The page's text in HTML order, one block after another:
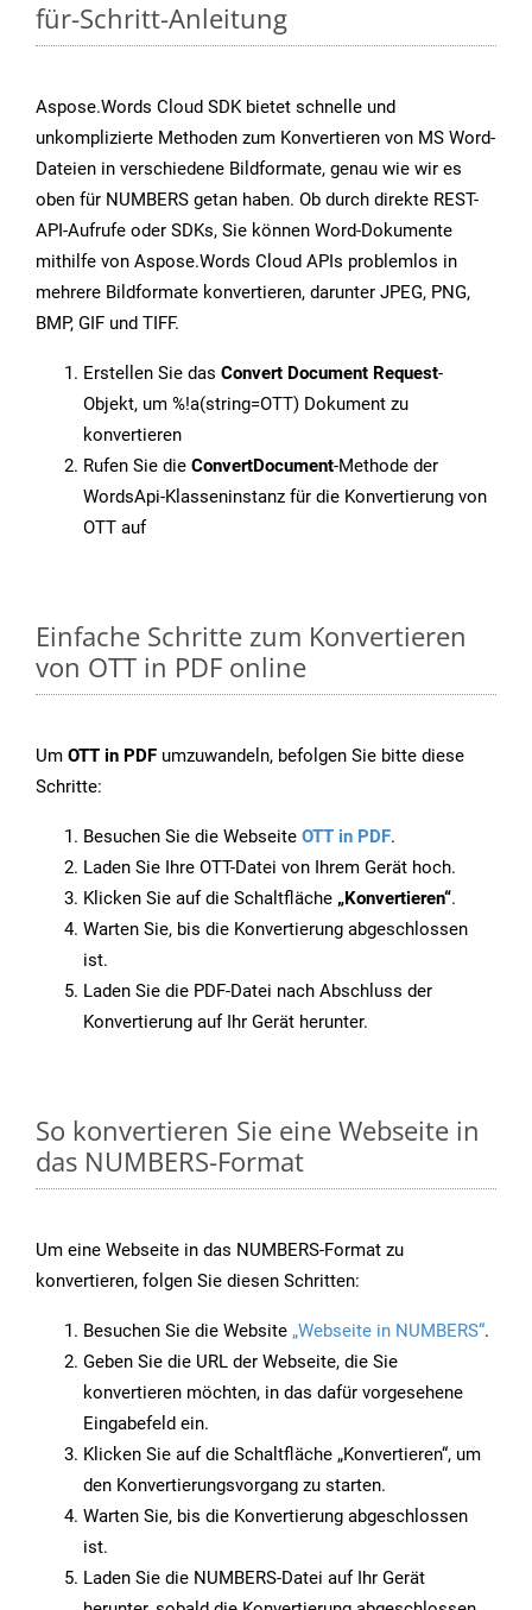
für-Schritt-Anleitung
Aspose.Words Cloud SDK bietet schnelle und
unkomplizierte Methoden zum Konvertieren von MS Word-
Dateien in verschiedene Bildformate, genau wie wir es
oben für NUMBERS getan haben. Ob durch direkte REST-
API-Aufrufe oder SDKs, Sie können Word-Dokumente
mithilfe von Aspose.Words Cloud APIs problemlos in
mehrere Bildformate konvertieren, darunter JPEG, PNG,
BMP, GIF und TIFF.
Erstellen Sie das Convert Document Request-
Objekt, um %!a(string=OTT) Dokument zu
konvertieren
Rufen Sie die ConvertDocument-Methode der
WordsApi-Klasseninstanz für die Konvertierung von
OTT auf
Einfache Schritte zum Konvertieren
von OTT in PDF online
Um OTT in PDF umzuwandeln, befolgen Sie bitte diese
Schritte:
Besuchen Sie die Webseite OTT in PDF.
Laden Sie Ihre OTT-Datei von Ihrem Gerät hoch.
Klicken Sie auf die Schaltfläche „Konvertieren“.
Warten Sie, bis die Konvertierung abgeschlossen
ist.
Laden Sie die PDF-Datei nach Abschluss der
Konvertierung auf Ihr Gerät herunter.
So konvertieren Sie eine Webseite in
das NUMBERS-Format
Um eine Webseite in das NUMBERS-Format zu
konvertieren, folgen Sie diesen Schritten:
Besuchen Sie die Website „Webseite in NUMBERS“.
Geben Sie die URL der Webseite, die Sie
konvertieren möchten, in das dafür vorgesehene
Eingabefeld ein.
Klicken Sie auf die Schaltfläche „Konvertieren“, um
den Konvertierungsvorgang zu starten.
Warten Sie, bis die Konvertierung abgeschlossen
ist.
Laden Sie die NUMBERS-Datei auf Ihr Gerät